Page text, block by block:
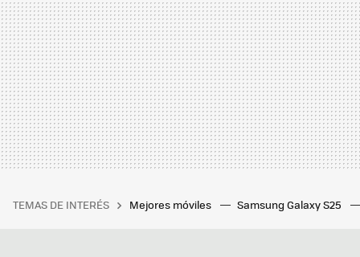
TEMAS DE INTERÉS Mejores móviles Samsung Galaxy S25